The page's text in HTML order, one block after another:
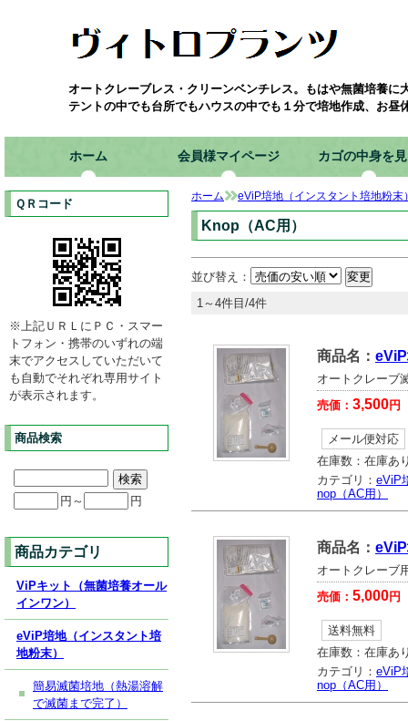
オートクレーブレス・クリーンベンチレス。もはや無菌培養に
テントの中でも台所でもハウスの中でも１分で培地作成、お昼
ホーム 会員様マイページ カゴの中身を
ホーム eViP培地（インスタント培地粉末
Knop（AC用）
並び替え：
1～4件目/4件
商品名：
オートクレーブ
売価： 3,500円
メール便対応
在庫数： 在庫あ
カテゴリ： eViP
nop（AC用）
商品名：
オートクレーブ
売価： 5,000円
送料無料
在庫数： 在庫あ
カテゴリ： eViP
nop（AC用）
ＱＲコード
※上記ＵＲＬにＰＣ・スマー
トフォン・携帯のいずれの端
末でアクセスしていただいて
も自動でそれぞれ専用サイト
が表示されます。
商品検索
円～ 円
商品カテゴリ
ViPキット（無菌培養オール
インワン）
eViP培地（インスタント培
地粉末）
簡易滅菌培地（熱湯溶解
で滅菌まで完了）